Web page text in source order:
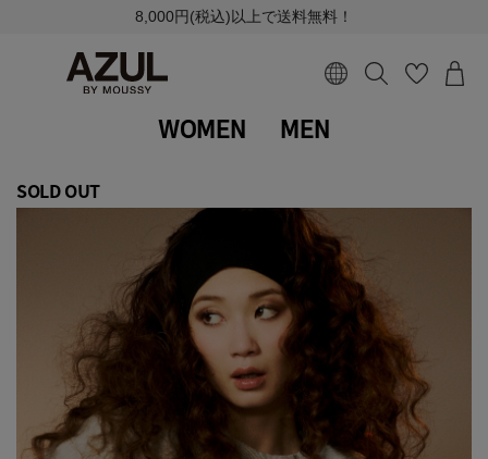
8,000円(税込)以上で送料無料！
WOMEN MEN
SOLD OUT